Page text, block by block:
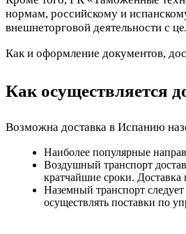
нормам, российскому и
внешнеторговой деятельности с
Как и оформление документов,
Как осуществляется
Возможна доставка в Испанию
Наиболее популярные
Воздушный транспорт
кратчайшие сроки. Доставка
Наземный транспорт
осуществлять поставки по